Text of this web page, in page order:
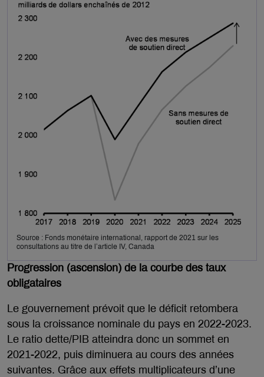
Source : Fonds monétaire international, rapport de 2021 sur les
consultations au titre de l’article IV, Canada
Progression (ascension) de la courbe des taux
obligataires
Le gouvernement prévoit que le déficit retombera
sous la croissance nominale du pays en 2022-2023.
Le ratio dette/PIB atteindra donc un sommet en
2021-2022, puis diminuera au cours des années
suivantes. Grâce aux effets multiplicateurs d’une